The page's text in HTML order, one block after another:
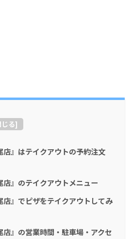
じる]
店』はテイクアウトの予約注文
店』のテイクアウトメニュー
店』でピザをテイクアウトしてみ
店』の営業時間・駐車場・アクセ